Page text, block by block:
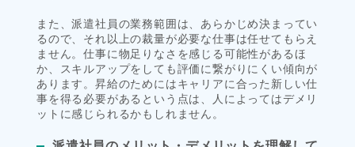
また、派遣社員の業務範囲は、あらかじめ決まってい
るので、それ以上の裁量が必要な仕事は任せてもらえ
ません。仕事に物足りなさを感じる可能性があるほ
か、スキルアップをしても評価に繋がりにくい傾向が
あります。昇給のためにはキャリアに合った新しい仕
事を得る必要があるという点は、人によってはデメリ
ットに感じられるかもしれません。